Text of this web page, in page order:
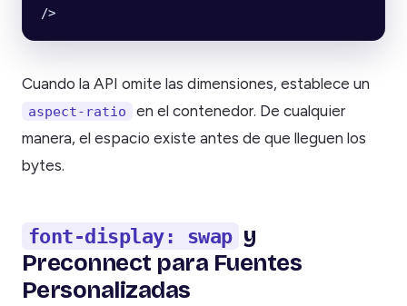
/>
Cuando la API omite las dimensiones, establece un
aspect-ratio
en el contenedor. De cualquier
manera, el espacio existe antes de que lleguen los
bytes.
font-display: swap y
Preconnect para Fuentes
Personalizadas